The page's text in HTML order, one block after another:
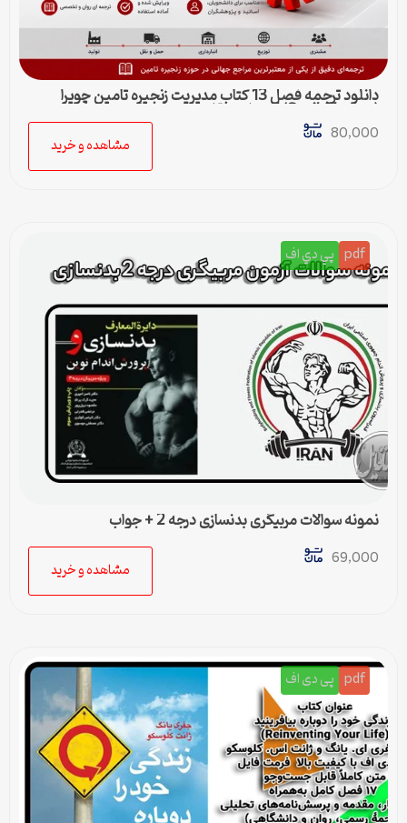
دانلود ترجمه فصل 13 کتاب مدیریت زنجیره تامین چوپرا
(Sunil Chopra) | حمل و نقل در زنجیره تامین
80,000
مشاهده و خرید
pdf پي دي اف
نمونه سوالات مربیگری بدنسازی درجه 2 + جواب
69,000
مشاهده و خرید
pdf پی دی اف